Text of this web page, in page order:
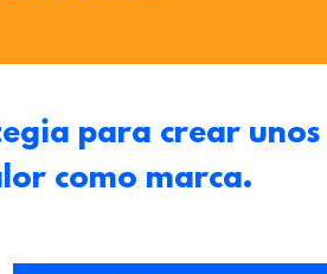
para crear unos
como marca.